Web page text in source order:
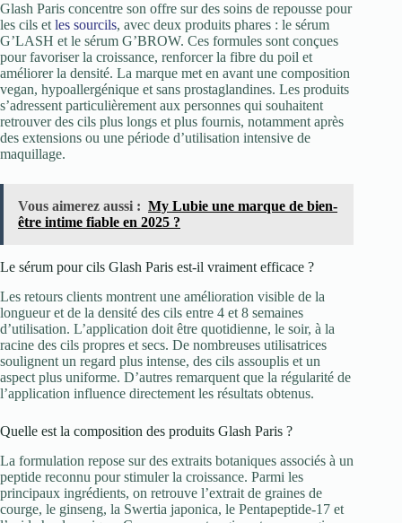
Glash Paris concentre son offre sur des soins de repousse pour
les cils et les sourcils, avec deux produits phares : le sérum
G’LASH et le sérum G’BROW. Ces formules sont conçues
pour favoriser la croissance, renforcer la fibre du poil et
améliorer la densité. La marque met en avant une composition
vegan, hypoallergénique et sans prostaglandines. Les produits
s’adressent particulièrement aux personnes qui souhaitent
retrouver des cils plus longs et plus fournis, notamment après
des extensions ou une période d’utilisation intensive de
maquillage.
Vous aimerez aussi : My Lubie une marque de bien-
être intime fiable en 2025 ?
Le sérum pour cils Glash Paris est-il vraiment efficace ?
Les retours clients montrent une amélioration visible de la
longueur et de la densité des cils entre 4 et 8 semaines
d’utilisation. L’application doit être quotidienne, le soir, à la
racine des cils propres et secs. De nombreuses utilisatrices
soulignent un regard plus intense, des cils assouplis et un
aspect plus uniforme. D’autres remarquent que la régularité de
l’application influence directement les résultats obtenus.
Quelle est la composition des produits Glash Paris ?
La formulation repose sur des extraits botaniques associés à un
peptide reconnu pour stimuler la croissance. Parmi les
principaux ingrédients, on retrouve l’extrait de graines de
courge, le ginseng, la Swertia japonica, le Pentapeptide-17 et